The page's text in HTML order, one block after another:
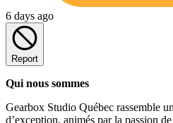
6 days ago
Report
Qui nous sommes
Gearbox Studio Québec rassemble
d’exception, animés par la passion